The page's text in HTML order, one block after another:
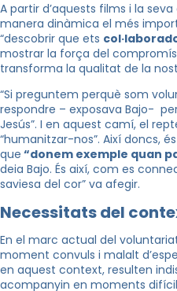
A partir d’aquests films i la
manera dinàmica el més
“descobrir que ets
mostrar la força del
transforma la qualitat de la
“Si preguntem perquè som
respondre – exposava Bajo-
Jesús”. I en aquest camí, el
“humanitzar-nos”. Així doncs,
que “donem exemple quan
deia Bajo. És així, com es
saviesa del cor” va afegir.
Necessitats del
En el marc actual del
moment convuls i malalt
en aquest context, resulten
acompanyin en moments